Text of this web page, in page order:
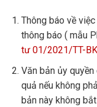
Thông báo về
thông báo ( mẫu
tư 01/2021/TT-
Văn bản ủy
quả nếu không
bản này không